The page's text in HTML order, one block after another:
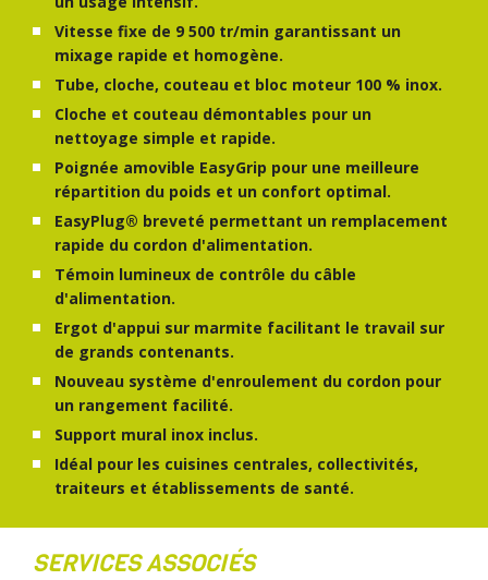
Vitesse fixe de 9 500 tr/min garantissant un
mixage rapide et homogène.
Tube, cloche, couteau et bloc moteur 100 % inox.
Cloche et couteau démontables pour un
nettoyage simple et rapide.
Poignée amovible EasyGrip pour une meilleure
répartition du poids et un confort optimal.
EasyPlug® breveté permettant un remplacement
rapide du cordon d'alimentation.
Témoin lumineux de contrôle du câble
d'alimentation.
Ergot d'appui sur marmite facilitant le travail sur
de grands contenants.
Nouveau système d'enroulement du cordon pour
un rangement facilité.
Support mural inox inclus.
Idéal pour les cuisines centrales, collectivités,
traiteurs et établissements de santé.
SERVICES ASSOCIÉS